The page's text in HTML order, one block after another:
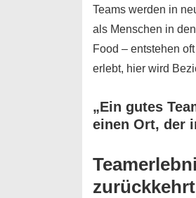
Teams werden in
als Menschen in
Food – entstehen
erlebt, hier wird
„Ein gutes
einen Ort, der
zurückkehrt